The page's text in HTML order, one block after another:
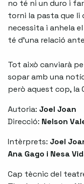
no té ni un duro i
torni la pasta que li
necessita i anhela
té d'una relació
Tot això canviarà
sopar amb una
però aquest cop, la
Autoria: Joel Joan
Direcció: Nelson
Intèrprets: Joel
Ana Gago i Nesa
Cap tècnic del